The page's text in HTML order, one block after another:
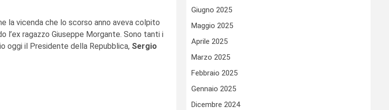
la vicenda che lo scorso anno aveva colpito
l’ex ragazzo Giuseppe Morgante. Sono tanti i
oggi il Presidente della Repubblica, Sergio
Giugno 2025
Maggio 2025
Aprile 2025
Marzo 2025
Febbraio 2025
Gennaio 2025
Dicembre 2024